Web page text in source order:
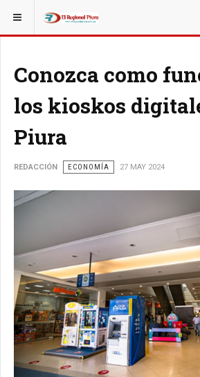
ESTÁ AQUÍ: NACIONALES
Conozca como
los kioskos
Piura
REDACCIÓN ECONOMÍA 27 MAY 2024